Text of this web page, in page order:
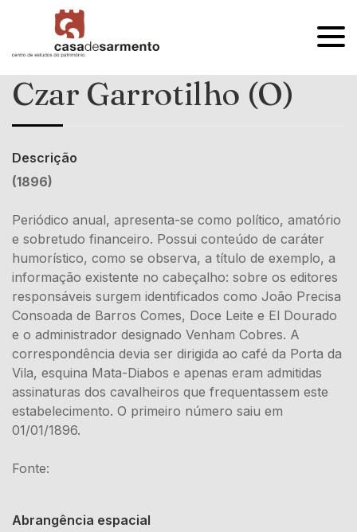
OPEN
Czar Garrotilho (O)
Descrição
(1896)
Periódico anual, apresenta-se como político, amatório
e sobretudo financeiro. Possui conteúdo de caráter
humorístico, como se observa, a título de exemplo, a
informação existente no cabeçalho: sobre os editores
responsáveis surgem identificados como João Precisa
Consoada de Barros Comes, Doce Leite e El Dourado
e o administrador designado Venham Cobres. A
correspondência devia ser dirigida ao café da Porta da
Vila, esquina Mata-Diabos e apenas eram admitidas
assinaturas dos cavalheiros que frequentassem este
estabelecimento. O primeiro número saiu em
01/01/1896.
Fonte:
Abrangência espacial